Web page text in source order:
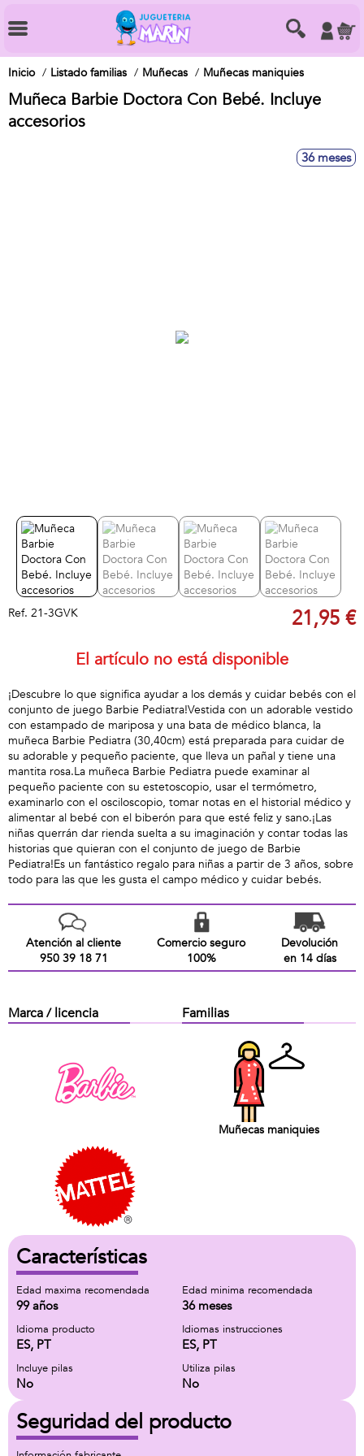
Inicio Listado familias Muñecas Muñecas maniquies
Muñeca Barbie Doctora Con Bebé. Incluye
accesorios
36 meses
Ref. 21-3GVK 21,95 €
El artículo no está disponible
¡Descubre lo que significa ayudar a los demás y cuidar bebés con el
conjunto de juego Barbie Pediatra!Vestida con un adorable vestido
con estampado de mariposa y una bata de médico blanca, la
muñeca Barbie Pediatra (30,40cm) está preparada para cuidar de
su adorable y pequeño paciente, que lleva un pañal y tiene una
mantita rosa.La muñeca Barbie Pediatra puede examinar al
pequeño paciente con su estetoscopio, usar el termómetro,
examinarlo con el osciloscopio, tomar notas en el historial médico y
alimentar al bebé con el biberón para que esté feliz y sano.¡Las
niñas querrán dar rienda suelta a su imaginación y contar todas las
historias que quieran con el conjunto de juego de Barbie
Pediatra!Es un fantástico regalo para niñas a partir de 3 años, sobre
todo para las que les gusta el campo médico y cuidar bebés.
Atención al cliente
950 39 18 71
Comercio seguro
100%
Devolución
en 14 días
Marca / licencia Familias
Muñecas maniquies
Características
Edad maxima recomendada
99 años
Edad minima recomendada
36 meses
Idioma producto
ES, PT
Idiomas instrucciones
ES, PT
Incluye pilas
No
Utiliza pilas
No
Seguridad del producto